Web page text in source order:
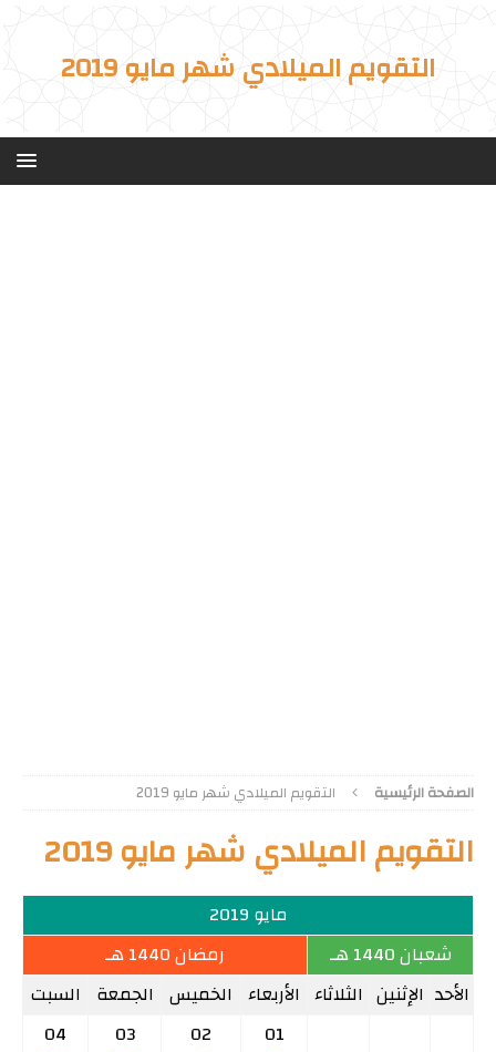
التقويم الميلادي شهر مايو 2019
الصفحة الرئيسية التقويم الميلادي شهر مايو 2019
التقويم الميلادي شهر مايو 2019
مايو 2019
شعبان 1440 هـ
رمضان 1440 هـ
الأحد الإثنين الثلاثاء الأربعاء الخميس الجمعة السبت
01
02
03
04